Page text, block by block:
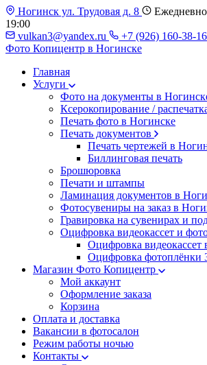
Ногинск ул. Трудовая д. 8
19:00
vulkan3@yandex.ru
+7 (926) 160-38-16
Фото Копицентр в Ногинске
Главная
Услуги
Фото на документы в
Ксерокопирование /
Печать фото в Ногинске
Печать документов
Печать чертежей в
Биллинговая печать
Брошюровка
Печати и штампы
Ламинация документов в
Фотосувениры на заказ в
Гравировка на сувенирах и
Оцифровка видеокассет и
Оцифровка видеокассет
Оцифровка фотоплёнки
Магазин Фото Копицентр
Мой аккаунт
Оформление заказа
Корзина
Оплата и доставка
Вакансии в фотосалон
Режим работы ночью
Контакты